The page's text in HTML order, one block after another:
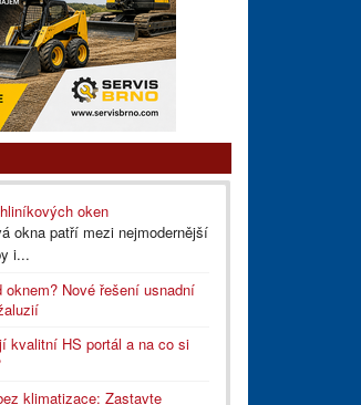
oken
okna patří mezi nejmodernější
i...
Nové řešení usnadní
kvalitní HS portál a na co si
klimatizace: Zastavte